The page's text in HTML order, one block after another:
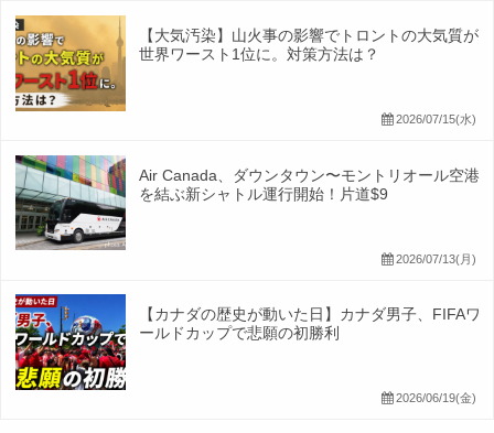
【大気汚染】山火事の影響でトロントの大気質が
世界ワースト1位に。対策方法は？
2026/07/15(水)
Air Canada、ダウンタウン〜モントリオール空港
を結ぶ新シャトル運行開始！片道$9
2026/07/13(月)
【カナダの歴史が動いた日】カナダ男子、FIFAワ
ールドカップで悲願の初勝利
2026/06/19(金)